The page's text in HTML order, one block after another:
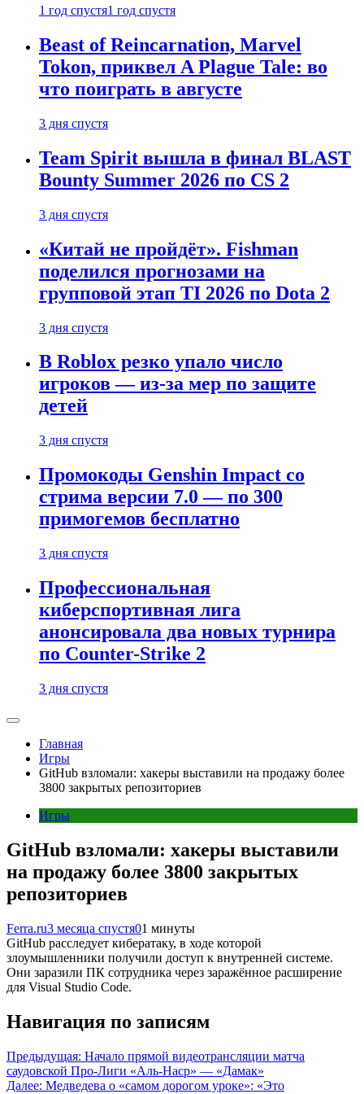
1 год спустя1 год спустя
Beast of Reincarnation, Marvel
Tokon, приквел A Plague Tale: во
что поиграть в августе
3 дня спустя
Team Spirit вышла в финал BLAST
Bounty Summer 2026 по CS 2
3 дня спустя
«Китай не пройдёт». Fishman
поделился прогнозами на
групповой этап TI 2026 по Dota 2
3 дня спустя
В Roblox резко упало число
игроков — из-за мер по защите
детей
3 дня спустя
Промокоды Genshin Impact со
стрима версии 7.0 — по 300
примогемов бесплатно
3 дня спустя
Профессиональная
киберспортивная лига
анонсировала два новых турнира
по Counter-Strike 2
3 дня спустя
Главная
Игры
GitHub взломали: хакеры выставили на продажу более
3800 закрытых репозиториев
Игры
GitHub взломали: хакеры выставили
на продажу более 3800 закрытых
репозиториев
Ferra.ru3 месяца спустя01 минуты
GitHub расследует кибератаку, в ходе которой
злоумышленники получили доступ к внутренней системе.
Они заразили ПК сотрудника через заражённое расширение
для Visual Studio Code.
Навигация по записям
Предыдущая: Начало прямой видеотрансляции матча
саудовской Про-Лиги «Аль-Наср» — «Дамак»
Далее: Медведева о «самом дорогом уроке»: «Это